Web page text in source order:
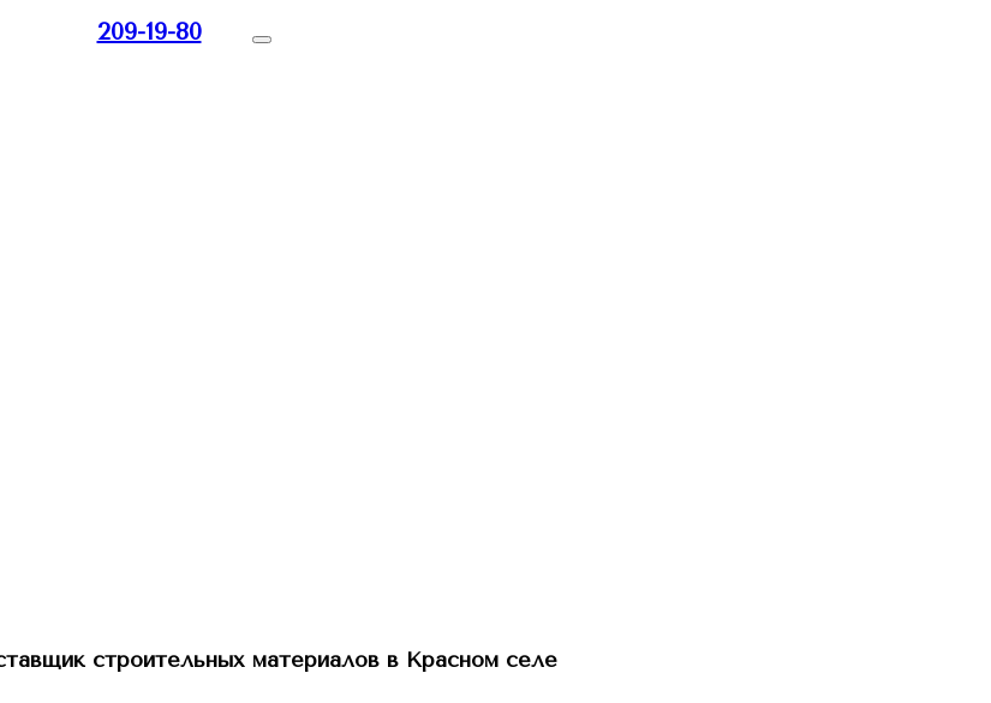
209-19-80
строительных материалов в Красном селе